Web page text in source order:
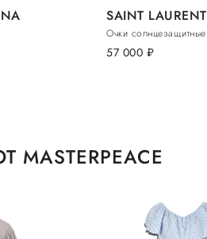
SAINT LAURENT
Очки солнцезащитные
57 000 руб.